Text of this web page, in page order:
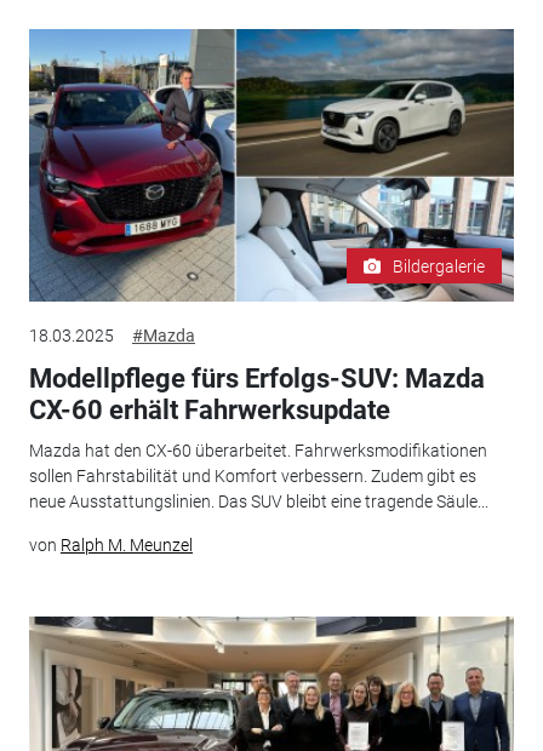
Bildergalerie
18.03.2025 #Mazda
Modellpflege fürs Erfolgs-SUV: Mazda
CX-60 erhält Fahrwerksupdate
Mazda hat den CX-60 überarbeitet. Fahrwerksmodifikationen
sollen Fahrstabilität und Komfort verbessern. Zudem gibt es
neue Ausstattungslinien. Das SUV bleibt eine tragende Säule...
von Ralph M. Meunzel